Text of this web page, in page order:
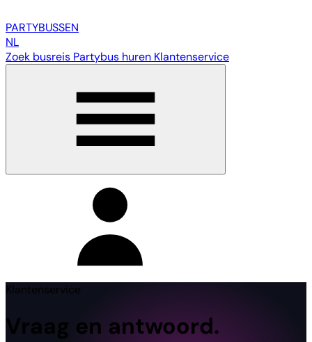
PARTYBUSSEN
NL
Zoek busreis Partybus huren Klantenservice
Klantenservice
Vraag en antwoord.